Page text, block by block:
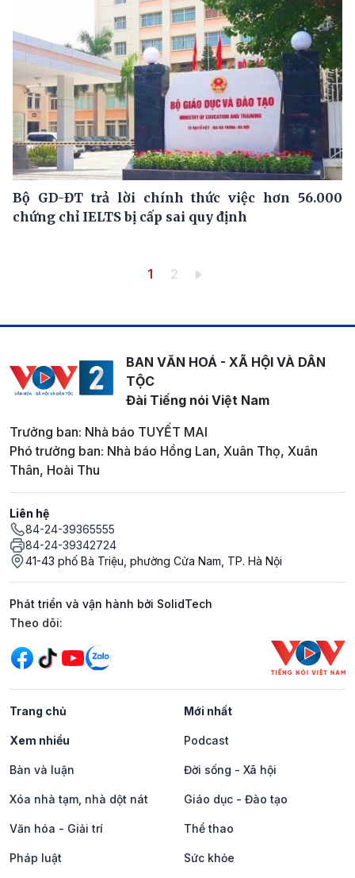
Bộ GD-ĐT trả lời chính thức việc hơn 56.000
chứng chỉ IELTS bị cấp sai quy định
Trang hiện thời
1 Trang
2
BAN VĂN HOÁ - XÃ HỘI VÀ DÂN
TỘC
Đài Tiếng nói Việt Nam
Trưởng ban: Nhà báo TUYẾT MAI
Phó trưởng ban: Nhà báo Hồng Lan, Xuân Thọ, Xuân
Thân, Hoài Thu
Liên hệ
84-24-39365555
84-24-39342724
41-43 phố Bà Triệu, phường Cửa Nam, TP. Hà Nội
Phát triển và vận hành bởi SolidTech
Mạng xã hội
Theo dõi:
Trang chủ Mới nhất
Xem nhiều Podcast
Bàn và luận Đời sống - Xã hội
Xóa nhà tạm, nhà dột nát Giáo dục - Đào tạo
Văn hóa - Giải trí Thể thao
Pháp luật Sức khỏe